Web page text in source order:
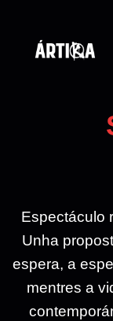
Espectáculo
Unha
espera, a
mentres a